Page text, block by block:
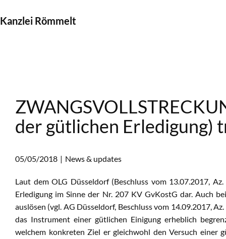
Kanzlei Römmelt
der gütlichen Erledigung)
05/05/2018 News & updates
Laut dem OLG Düsseldorf (Beschluss vom 13.07.2017,
Erledigung im Sinne der Nr. 207 KV GvKostG dar. Auch
auslösen (vgl. AG Düsseldorf, Beschluss vom 14.09.2017,
das Instrument einer gütlichen Einigung erheblich
welchem konkreten Ziel er gleichwohl den Versuch einer